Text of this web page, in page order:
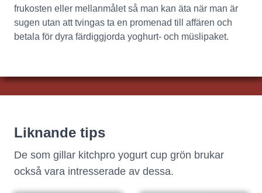
frukosten eller mellanmålet så man kan äta när man är
sugen utan att tvingas ta en promenad till affären och
betala för dyra färdiggjorda yoghurt- och müslipaket.
Liknande tips
De som gillar kitchpro yogurt cup grön brukar
också vara intresserade av dessa.